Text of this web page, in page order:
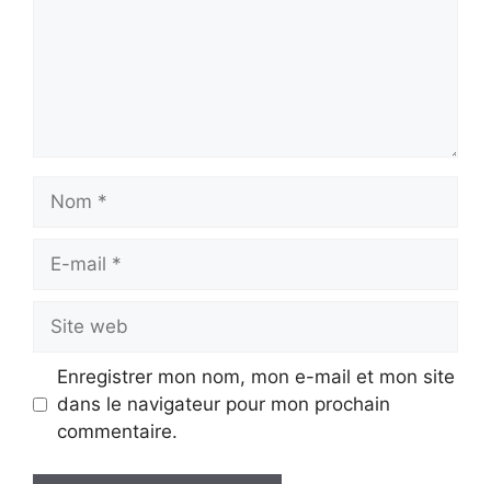
Nom
Site
web
Enregistrer mon nom, mon e-mail et mon site
dans le navigateur pour mon prochain
commentaire.